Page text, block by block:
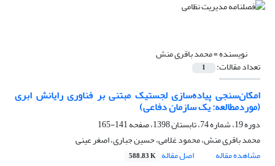
نویسنده =محمد باقری منش
تعداد مقالات: 1
امکان‌سنجی پیاده‌سازی لجستیک مبتنی بر فناوری رایانش ابری
(موردمطالعه: یک سازمان دفاعی)
دوره 19، شماره 74، تابستان 1398، صفحه
141-165
محمد باقری منش، محمود غلامی، حسین جباری، اصغر عینی
مشاهده مقاله
اصل مقاله 588.83 K